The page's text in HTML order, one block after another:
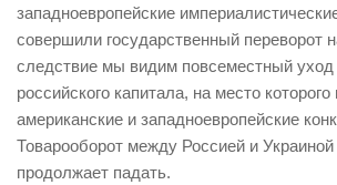
западноевропейские
совершили государственный переворот
следствие мы видим повсеместный уход
российского капитала, на место которого
американские и западноевропейские
Товарооборот между Россией и
продолжает падать.